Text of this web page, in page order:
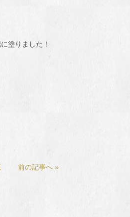
塗りました！
前の記事へ »